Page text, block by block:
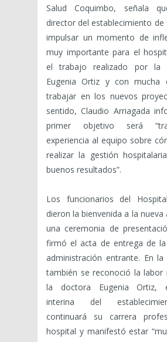
Salud Coquimbo, señala
director del establecimiento de
impulsar un momento de
muy importante para el
el trabajo realizado por la
Eugenia Ortiz y con mucha
trabajar en los nuevos
sentido, Claudio Arriagada
primer objetivo será
experiencia al equipo sobre
realizar la gestión
buenos resultados”.
Los funcionarios del
dieron la bienvenida a la
una ceremonia de
firmó el acta de entrega de
administración entrante. En la
también se reconoció la labor
la doctora Eugenia Ortiz,
interina del
continuará su carrera
hospital y manifestó estar